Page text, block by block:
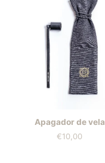
Apagador de vela
Preço
€10,00